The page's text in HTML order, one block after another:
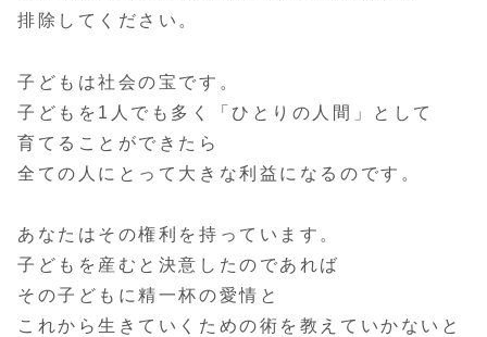
排除してください。
子どもは社会の宝です。
子どもを1人でも多く「ひとりの人間」として
育てることができたら
全ての人にとって大きな利益になるのです。
あなたはその権利を持っています。
子どもを産むと決意したのであれば
その子どもに精一杯の愛情と
これから生きていくための術を教えていかないと